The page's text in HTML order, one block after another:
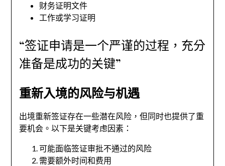
财务证明文件
工作或学习证明
“签证申请是一个严谨的过程，充分
准备是成功的关键”
重新入境的风险与机遇
出境重新签证存在一些潜在风险，但同时也提供了重
要机会。以下是关键考虑因素：
可能面临签证审批不通过的风险
需要额外时间和费用